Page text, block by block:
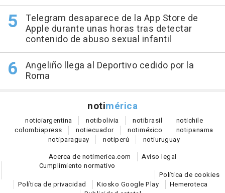
Telegram desaparece de la App Store de
Apple durante unas horas tras detectar
contenido de abuso sexual infantil
Angeliño llega al Deportivo cedido por la
Roma
notimérica
noticiargentina notibolivia notibrasil notichile
colombiapress notiecuador notiméxico notipanama
notiparaguay notiperú notiuruguay
Acerca de notimerica.com
Aviso legal
Cumplimiento normativo
Política de cookies
Política de privacidad
Kiosko Google Play
Hemeroteca